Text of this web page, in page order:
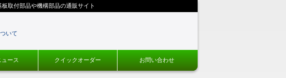
取付部品や機構部品の通販サイト
いて
ュース クイックオーダー お問い合わせ